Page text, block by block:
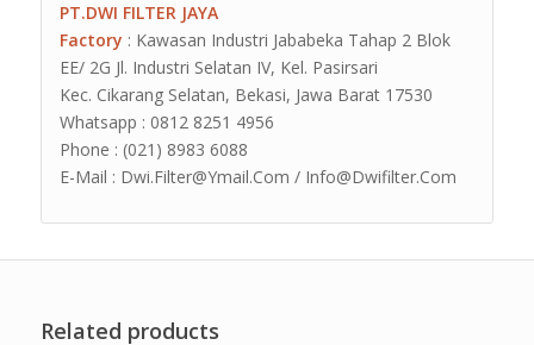
PT.DWI FILTER JAYA
Factory : Kawasan Industri Jababeka Tahap 2 Blok
EE/ 2G Jl. Industri Selatan IV, Kel. Pasirsari
Kec. Cikarang Selatan, Bekasi, Jawa Barat 17530
Whatsapp : 0812 8251 4956
Phone : (021) 8983 6088
E-Mail : Dwi.Filter@Ymail.Com / Info@Dwifilter.Com
Related products